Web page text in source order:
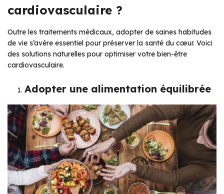
cardiovasculaire ?
Outre les traitements médicaux, adopter de saines habitudes
de vie s’avère essentiel pour préserver la santé du cœur. Voici
des solutions naturelles pour optimiser votre bien-être
cardiovasculaire.
Adopter une alimentation équilibrée